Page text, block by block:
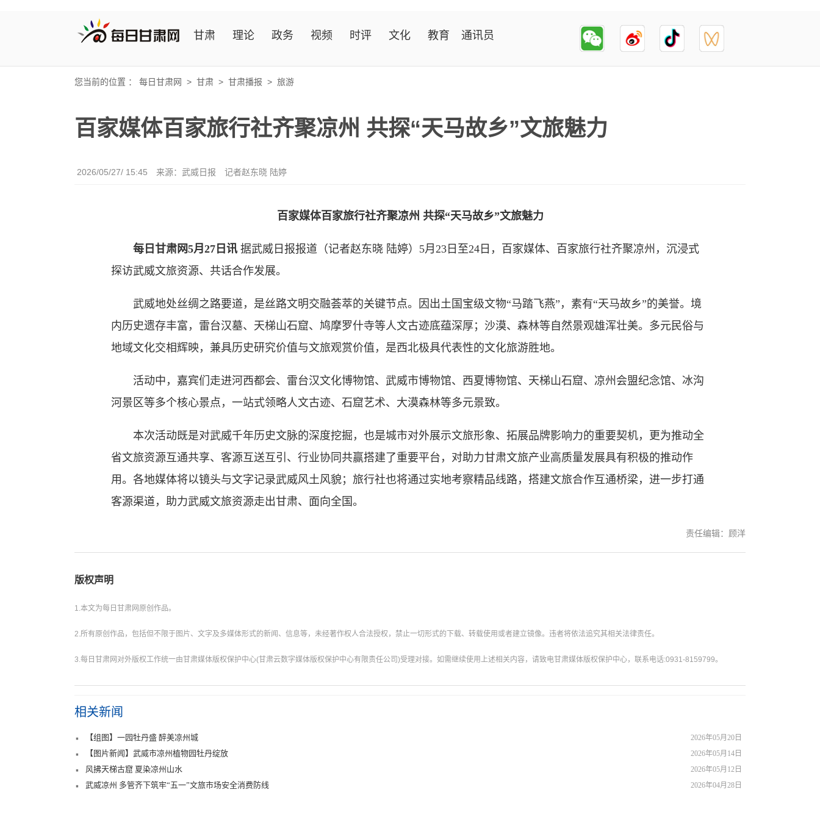
甘肃 理论 政务 视频 时评 文化 教育 通讯员
您当前的位置 ： 每日甘肃网 > 甘肃 > 甘肃播报 > 旅游
百家媒体百家旅行社齐聚凉州 共探“天马故乡”文旅魅力
2026/05/27/ 15:45 来源：武威日报 记者赵东晓 陆婷
百家媒体百家旅行社齐聚凉州 共探“天马故乡”文旅魅力
每日甘肃网5月27日讯 据武威日报报道（记者赵东晓 陆婷）5月23日至24日，百家媒体、百家旅行社齐聚凉州，沉浸式
探访武威文旅资源、共话合作发展。
武威地处丝绸之路要道，是丝路文明交融荟萃的关键节点。因出土国宝级文物“马踏飞燕”，素有“天马故乡”的美誉。境
内历史遗存丰富，雷台汉墓、天梯山石窟、鸠摩罗什寺等人文古迹底蕴深厚；沙漠、森林等自然景观雄浑壮美。多元民俗与
地域文化交相辉映，兼具历史研究价值与文旅观赏价值，是西北极具代表性的文化旅游胜地。
活动中，嘉宾们走进河西都会、雷台汉文化博物馆、武威市博物馆、西夏博物馆、天梯山石窟、凉州会盟纪念馆、冰沟
河景区等多个核心景点，一站式领略人文古迹、石窟艺术、大漠森林等多元景致。
本次活动既是对武威千年历史文脉的深度挖掘，也是城市对外展示文旅形象、拓展品牌影响力的重要契机，更为推动全
省文旅资源互通共享、客源互送互引、行业协同共赢搭建了重要平台，对助力甘肃文旅产业高质量发展具有积极的推动作
用。各地媒体将以镜头与文字记录武威风土风貌；旅行社也将通过实地考察精品线路，搭建文旅合作互通桥梁，进一步打通
客源渠道，助力武威文旅资源走出甘肃、面向全国。
责任编辑：顾洋
版权声明
1.本文为每日甘肃网原创作品。
2.所有原创作品，包括但不限于图片、文字及多媒体形式的新闻、信息等，未经著作权人合法授权，禁止一切形式的下载、转载使用或者建立镜像。违者将依法追究其相关法律责任。
3.每日甘肃网对外版权工作统一由甘肃媒体版权保护中心(甘肃云数字媒体版权保护中心有限责任公司)受理对接。如需继续使用上述相关内容，请致电甘肃媒体版权保护中心，联系电话:0931-8159799。
相关新闻
2026年05月20日
【组图】一园牡丹盛 醉美凉州城
2026年05月14日
【图片新闻】武威市凉州植物园牡丹绽放
2026年05月12日
风拂天梯古窟 夏染凉州山水
2026年04月28日
武威凉州 多管齐下筑牢“五一”文旅市场安全消费防线